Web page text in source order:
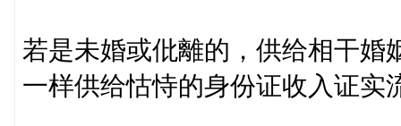
若是未婚或仳離的，供给相干婚
一样供给怙恃的身份证收入证实